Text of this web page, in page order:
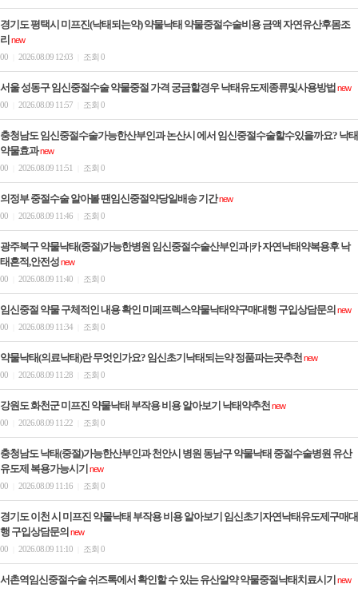
경기도 평택시 미프진(낙태되는약) 약물낙태 약물중절수술비용 금액 자연유산후몸조
리 new
00
2026.08.09 12:03 조회 0
서울 성동구 임신중절수술 약물중절 가격 궁금할경우 낙태유도제종류및사용방법 new
00
2026.08.09 11:57 조회 0
충청남도 임신중절수술가능한산부인과 논산시 에서 임신중절수술할수있을까요? 낙­태
약물효과new
00
2026.08.09 11:51 조회 0
의정부 중절수술 알아볼 땐임신중절약당일배송 기간new
00
2026.08.09 11:46 조회 0
광주북구 약물낙태(중절)가능한병원 임신중절수술산부인과 |카 자연낙태약복용후 낙
태흔적,안전성new
00
2026.08.09 11:40 조회 0
임신중절 약물 구체적인 내용 확인 미페프렉스약물낙태약구매대행 구입상담문의 new
00
2026.08.09 11:34 조회 0
약물낙태(의료낙태)란 무엇인가요? 임신초기낙태되는약 정품파는곳추천new
00
2026.08.09 11:28 조회 0
강원도 화천군 미프진 약물낙태 부작용 비용 알아보기 낙­태약추천new
00
2026.08.09 11:22 조회 0
충청남도 낙태(중절)가능한산부인과 천안시 병원 동남구 약물낙태 중절수술병원 유산
유도제 복용가능시기 new
00
2026.08.09 11:16 조회 0
경기도 이천 시 미프진 약물낙태 부작용 비용 알아보기 임신초기자연낙태유도제구매대
행 구입상담문의 new
00
2026.08.09 11:10 조회 0
서촌역임신중절수술 쉬즈톡에서 확인할 수 있는 유산알약 약물중절낙태치료시기 new